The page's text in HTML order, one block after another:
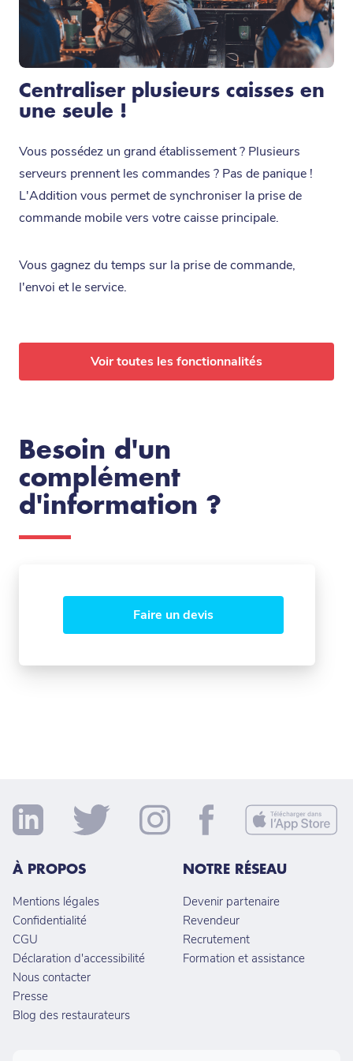
Centraliser plusieurs caisses en
une seule !
Vous possédez un grand établissement ? Plusieurs
serveurs prennent les commandes ? Pas de panique !
L'Addition vous permet de synchroniser la prise de
commande mobile vers votre caisse principale.
Vous gagnez du temps sur la prise de commande,
l'envoi et le service.
Voir toutes les fonctionnalités
Besoin d'un
complément
d'information ?
Faire un devis
À PROPOS
Mentions légales
Confidentialité
CGU
Déclaration d'accessibilité
Nous contacter
Presse
Blog des restaurateurs
NOTRE RÉSEAU
Devenir partenaire
Revendeur
Recrutement
Formation et assistance